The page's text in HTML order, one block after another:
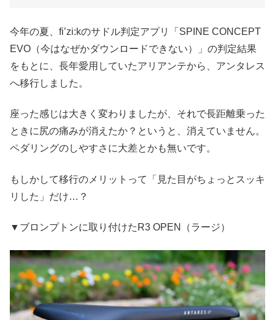
今年の夏、fi’zi:kのサドル判定アプリ「SPINE CONCEPT
EVO（今はなぜかダウンロードできない）」の判定結果
をもとに、長年愛用していたアリアンテから、アンタレス
へ移行しました。
座った感じは大きく変わりましたが、それで長距離乗った
ときに尻の痛みが消えたか？というと、消えていません。
ペダリングのしやすさに大差とかも無いです。
もしかして移行のメリットって「見た目がちょっとスッキ
リした」だけ…？
▼ブロンプトンに取り付けたR3 OPEN（ラージ）